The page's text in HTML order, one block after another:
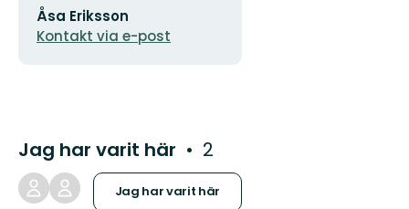
E-
postadress
Åsa Eriksson
Kontakt via e-post
Jag har varit här 2
Jag har varit här